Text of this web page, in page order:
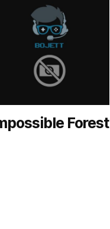
Forest